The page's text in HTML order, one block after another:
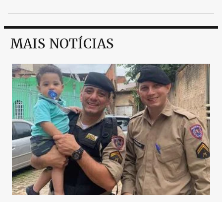
MAIS NOTÍCIAS